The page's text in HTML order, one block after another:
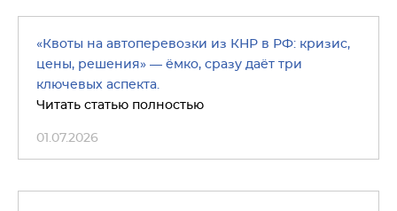
«Квоты на автоперевозки из КНР в РФ: кризис,
цены, решения» — ёмко, сразу даёт три
ключевых аспекта.
Читать статью полностью
01.07.2026